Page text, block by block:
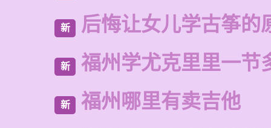
新 后悔让女儿学古筝的
新 福州学尤克里里一节
新 福州哪里有卖吉他